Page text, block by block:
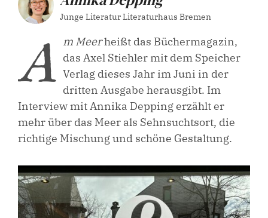
Junge Literatur Literaturhaus Bremen
A m Meerheißt das Büchermagazin,
das Axel Stiehler mit dem Speicher
Verlag dieses Jahr im Juni in der
dritten Ausgabe herausgibt. Im
Interview mit Annika Depping erzählt er
mehr über das Meer als Sehnsuchtsort, die
richtige Mischung und schöne Gestaltung.